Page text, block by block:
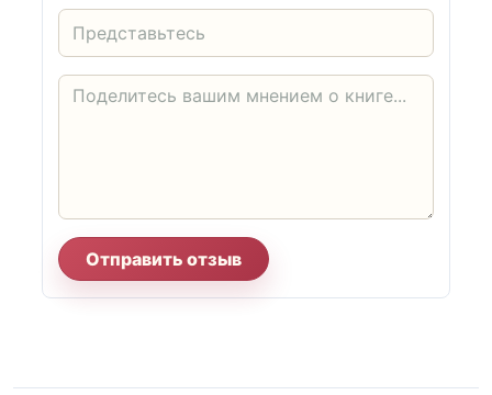
Отправить отзыв